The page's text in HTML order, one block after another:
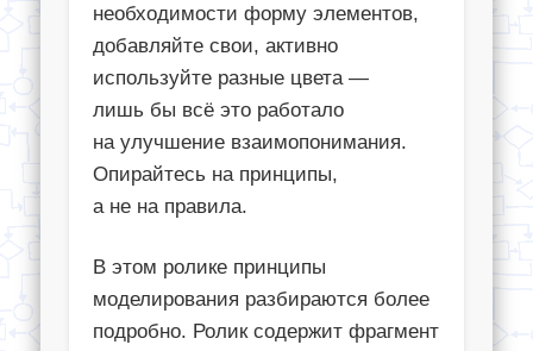
необходимости форму элементов,
добавляйте свои, активно
используйте разные цвета —
лишь бы всё это работало
на улучшение взаимопонимания.
Опирайтесь на принципы,
а не на правила.
В этом ролике принципы
моделирования разбираются более
подробно. Ролик содержит фрагмент